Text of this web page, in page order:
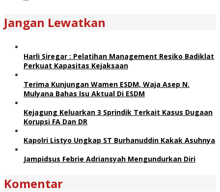
Jangan Lewatkan
Harli Siregar : Pelatihan Management Resiko Badiklat
Perkuat Kapasitas Kejaksaan
Terima Kunjungan Wamen ESDM, Waja Asep N.
Mulyana Bahas Isu Aktual Di ESDM
Kejagung Keluarkan 3 Sprindik Terkait Kasus Dugaan
Korupsi FA Dan DR
Kapolri Listyo Ungkap ST Burhanuddin Kakak Asuhnya
Jampidsus Febrie Adriansyah Mengundurkan Diri
Komentar